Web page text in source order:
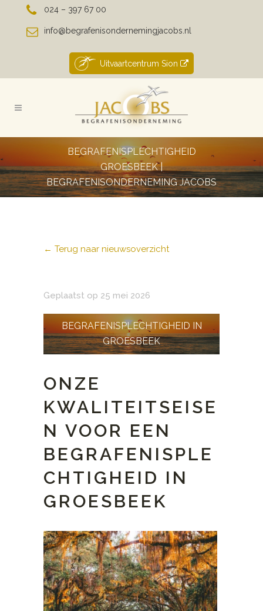
024 – 397 67 00
info@begrafenisondernemingjacobs.nl
Uitvaartcentrum Sion
BEGRAFENISPLECHTIGHEID
GROESBEEK |
BEGRAFENISONDERNEMING JACOBS
← Terug naar nieuwsoverzicht
Geplaatst op 25 mei 2026
BEGRAFENISPLECHTIGHEID IN
GROESBEEK
ONZE
KWALITEITSEISE
N VOOR EEN
BEGRAFENISPLE
CHTIGHEID IN
GROESBEEK